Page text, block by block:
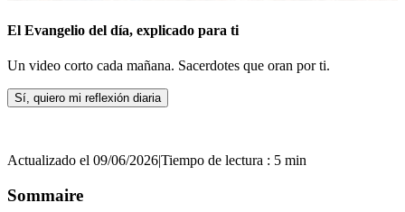
El Evangelio del día, explicado para ti
Un video corto cada mañana. Sacerdotes que oran por ti.
Sí, quiero mi reflexión diaria
Actualizado el 09/06/2026|Tiempo de lectura : 5 min
Sommaire